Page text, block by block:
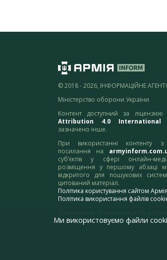
© 2018 - 2026, ІНФОРМАЦІЙНЕ
Міністерство оборони України
Контент доступний за ліцензією
Attribution 4.0 International
зазначено інше.
При використанні контенту
посилання на
суб’єктів у сфері онлайн-
розміщення у першому абзаці
відкритого для пошукових
цитований матеріал.
Політика користування сайтом
Політика використання файлів
адресу:
Ми використовуємо файли